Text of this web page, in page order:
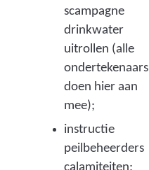
scampagne
drinkwater
uitrollen (alle
ondertekenaars
doen hier aan
mee);
instructie
peilbeheerders